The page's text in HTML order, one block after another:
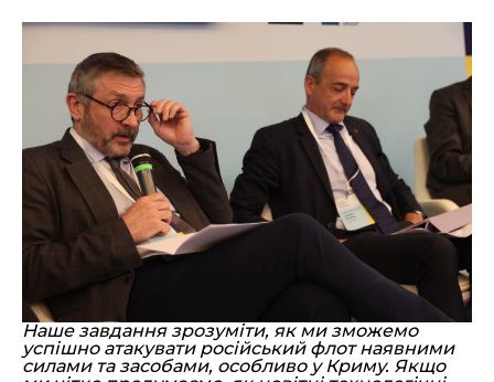
Наше завдання зрозуміти, як ми зможемо
успішно атакувати російський флот наявними
силами та засобами, особливо у Криму. Якщо